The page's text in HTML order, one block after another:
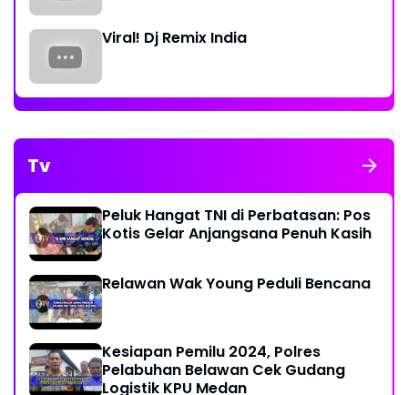
Viral! Dj Remix India
Tv
Peluk Hangat TNI di Perbatasan: Pos
Kotis Gelar Anjangsana Penuh Kasih
Relawan Wak Young Peduli Bencana
Kesiapan Pemilu 2024, Polres
Pelabuhan Belawan Cek Gudang
Logistik KPU Medan